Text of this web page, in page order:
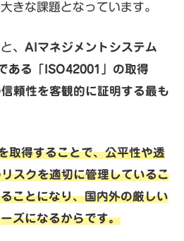
きな課題となっています。
、 AIマネジメントシステム
ある「ISO42001」の取得
頼性を客観的に証明する最も
取得することで、公平性や透
スクを適切に管理しているこ
ことになり、国内外の厳しい
ズになるからです。